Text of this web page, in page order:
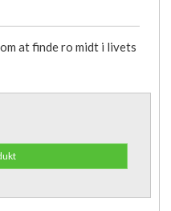
at finde ro midt i livets